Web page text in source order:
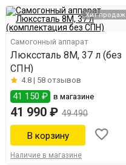
Хит продаж
Самогонный аппарат
Люкссталь 8М, 37 л (без
СПН)
4.8 | 58 отзывов
41 150 ₽ в магазине
41 990 ₽ 49 490
Наличие в магазине